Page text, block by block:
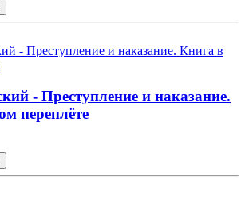
- Преступление и наказание.
переплёте